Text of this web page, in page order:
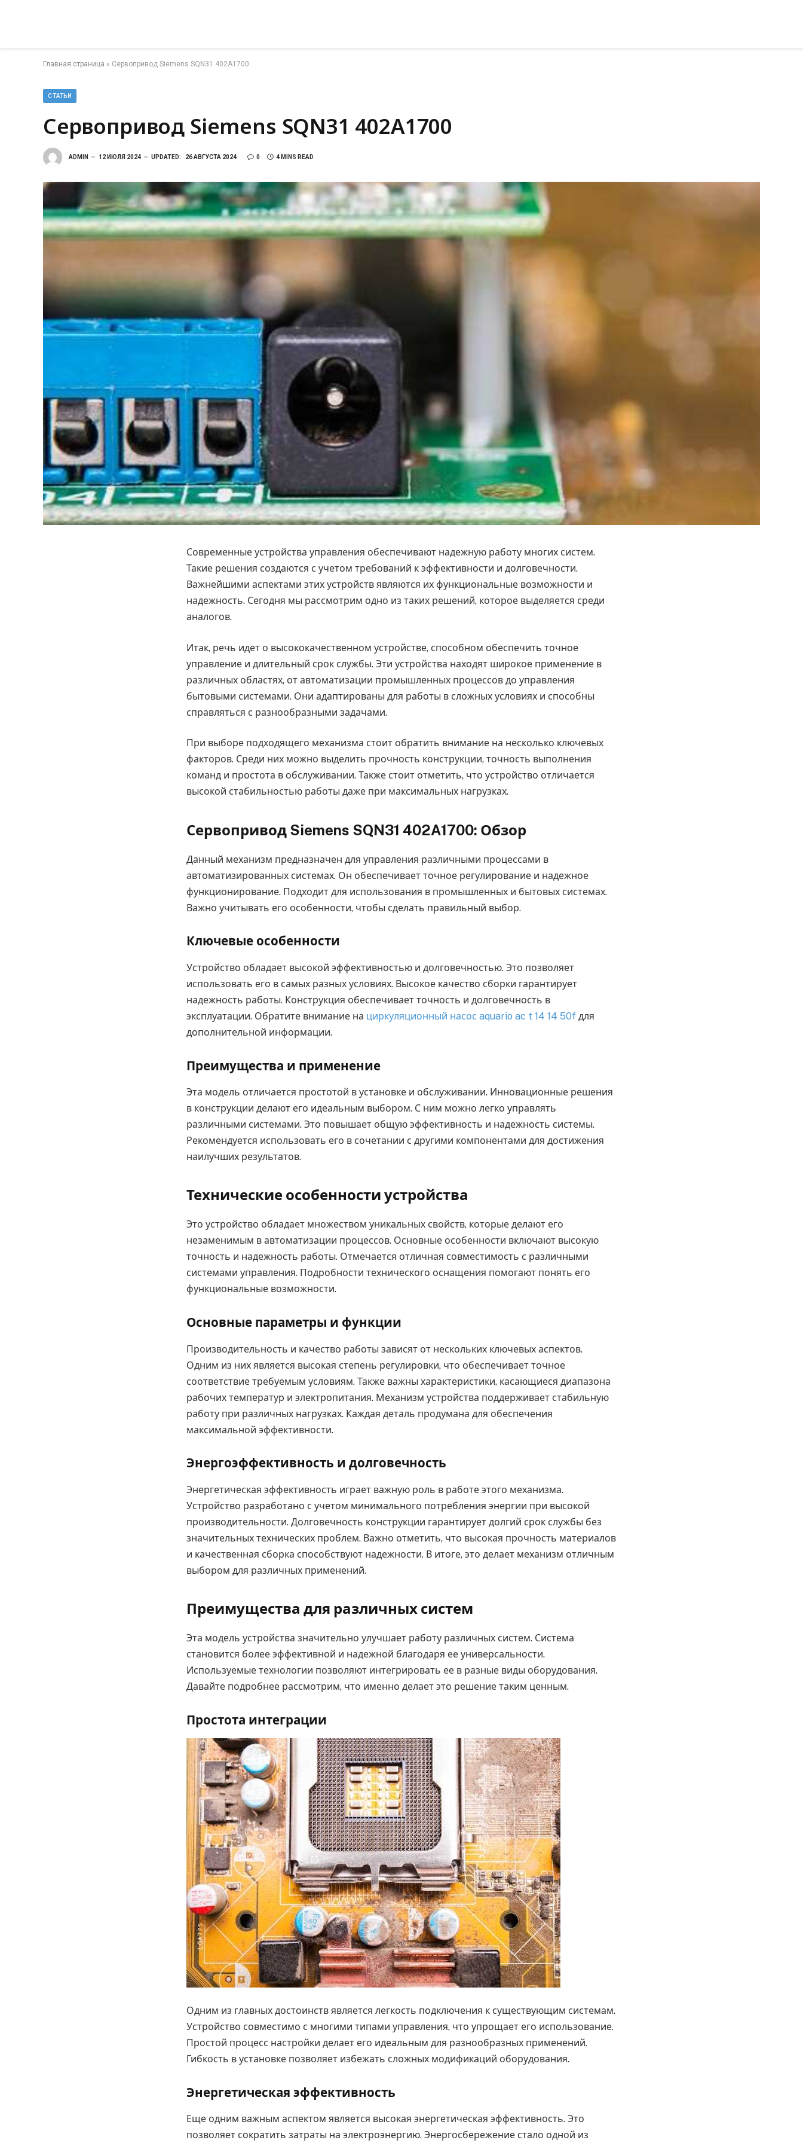
Главная страница » Сервопривод Siemens SQN31 402A1700
СТАТЬИ
Сервопривод Siemens SQN31 402A1700
ADMIN 12 ИЮЛЯ 2024 UPDATED: 26 АВГУСТА 2024 0 4 MINS READ
Современные устройства управления обеспечивают надежную работу многих систем.
Такие решения создаются с учетом требований к эффективности и долговечности.
Важнейшими аспектами этих устройств являются их функциональные возможности и
надежность. Сегодня мы рассмотрим одно из таких решений, которое выделяется среди
аналогов.
Итак, речь идет о высококачественном устройстве, способном обеспечить точное
управление и длительный срок службы. Эти устройства находят широкое применение в
различных областях, от автоматизации промышленных процессов до управления
бытовыми системами. Они адаптированы для работы в сложных условиях и способны
справляться с разнообразными задачами.
При выборе подходящего механизма стоит обратить внимание на несколько ключевых
факторов. Среди них можно выделить прочность конструкции, точность выполнения
команд и простота в обслуживании. Также стоит отметить, что устройство отличается
высокой стабильностью работы даже при максимальных нагрузках.
Сервопривод Siemens SQN31 402A1700: Обзор
Данный механизм предназначен для управления различными процессами в
автоматизированных системах. Он обеспечивает точное регулирование и надежное
функционирование. Подходит для использования в промышленных и бытовых системах.
Важно учитывать его особенности, чтобы сделать правильный выбор.
Ключевые особенности
Устройство обладает высокой эффективностью и долговечностью. Это позволяет
использовать его в самых разных условиях. Высокое качество сборки гарантирует
надежность работы. Конструкция обеспечивает точность и долговечность в
эксплуатации. Обратите внимание на циркуляционный насос aquario ac t 14 14 50f для
дополнительной информации.
Преимущества и применение
Эта модель отличается простотой в установке и обслуживании. Инновационные решения
в конструкции делают его идеальным выбором. С ним можно легко управлять
различными системами. Это повышает общую эффективность и надежность системы.
Рекомендуется использовать его в сочетании с другими компонентами для достижения
наилучших результатов.
Технические особенности устройства
Это устройство обладает множеством уникальных свойств, которые делают его
незаменимым в автоматизации процессов. Основные особенности включают высокую
точность и надежность работы. Отмечается отличная совместимость с различными
системами управления. Подробности технического оснащения помогают понять его
функциональные возможности.
Основные параметры и функции
Производительность и качество работы зависят от нескольких ключевых аспектов.
Одним из них является высокая степень регулировки, что обеспечивает точное
соответствие требуемым условиям. Также важны характеристики, касающиеся диапазона
рабочих температур и электропитания. Механизм устройства поддерживает стабильную
работу при различных нагрузках. Каждая деталь продумана для обеспечения
максимальной эффективности.
Энергоэффективность и долговечность
Энергетическая эффективность играет важную роль в работе этого механизма.
Устройство разработано с учетом минимального потребления энергии при высокой
производительности. Долговечность конструкции гарантирует долгий срок службы без
значительных технических проблем. Важно отметить, что высокая прочность материалов
и качественная сборка способствуют надежности. В итоге, это делает механизм отличным
выбором для различных применений.
Преимущества для различных систем
Эта модель устройства значительно улучшает работу различных систем. Система
становится более эффективной и надежной благодаря ее универсальности.
Используемые технологии позволяют интегрировать ее в разные виды оборудования.
Давайте подробнее рассмотрим, что именно делает это решение таким ценным.
Простота интеграции
Одним из главных достоинств является легкость подключения к существующим системам.
Устройство совместимо с многими типами управления, что упрощает его использование.
Простой процесс настройки делает его идеальным для разнообразных применений.
Гибкость в установке позволяет избежать сложных модификаций оборудования.
Энергетическая эффективность
Еще одним важным аспектом является высокая энергетическая эффективность. Это
позволяет сократить затраты на электроэнергию. Энергосбережение стало одной из